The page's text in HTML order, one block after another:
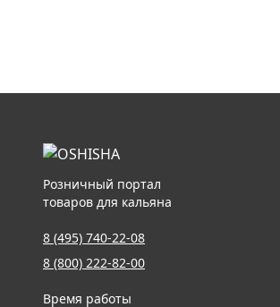
Розничный портал
товаров для кальяна
8 (495) 740-22-08
8 (800) 222-82-00
Время работы